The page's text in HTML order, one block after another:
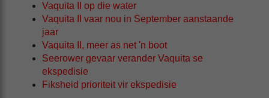
Vaquita II op die water
Vaquita II vaar nou in September aanstaande
jaar
Vaquita II, meer as net 'n boot
Seerower gevaar verander Vaquita se
ekspedisie
Fiksheid prioriteit vir ekspedisie